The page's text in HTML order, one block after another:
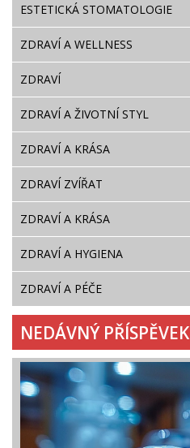
ESTETICKÁ STOMATOLOGIE
ZDRAVÍ A WELLNESS
ZDRAVÍ
ZDRAVÍ A ŽIVOTNÍ STYL
ZDRAVÍ A KRÁSA
ZDRAVÍ ZVÍŘAT
ZDRAVÍ A KRÁSA
ZDRAVÍ A HYGIENA
ZDRAVÍ A PÉČE
NEDÁVNÝ PŘÍSPĚVEK